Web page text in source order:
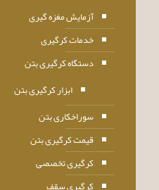
آزمایش مغزه گیری
خدمات کرگیری
دستگاه کرگیری بتن
ابزار کرگیری بتن
سوراخکاری بتن
قیمت کرگیری بتن
کرگیری تخصصی
کرگیری سقف